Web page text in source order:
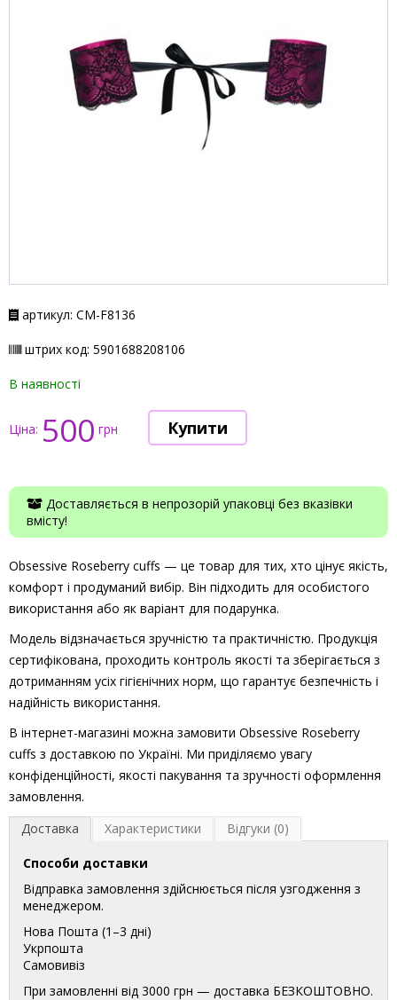
артикул: СМ-F8136
штрих код: 5901688208106
В наявності
Ціна: 500 грн
Доставляється в непрозорій упаковці без вказівки
вмісту!
Obsessive Roseberry cuffs — це товар для тих, хто цінує якість,
комфорт і продуманий вибір. Він підходить для особистого
використання або як варіант для подарунка.
Модель відзначається зручністю та практичністю. Продукція
сертифікована, проходить контроль якості та зберігається з
дотриманням усіх гігієнічних норм, що гарантує безпечність і
надійність використання.
В інтернет-магазині можна замовити Obsessive Roseberry
cuffs з доставкою по Україні. Ми приділяємо увагу
конфіденційності, якості пакування та зручності оформлення
замовлення.
Доставка
Характеристики Відгуки (0)
Способи доставки
Відправка замовлення здійснюється після узгодження з
менеджером.
Нова Пошта (1–3 дні)
Укрпошта
Самовивіз
При замовленні від 3000 грн — доставка БЕЗКОШТОВНО.